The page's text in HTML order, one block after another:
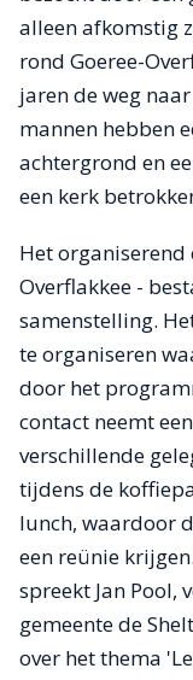
alleen afkomstig
rond Goeree-
jaren de weg
mannen hebben
achtergrond en
een kerk
Het organiserend
Overflakkee -
samenstelling.
te organiseren
door het
contact neemt
verschillende
tijdens de
lunch, waardoor
een reünie
spreekt Jan Pool,
gemeente de
over het thema